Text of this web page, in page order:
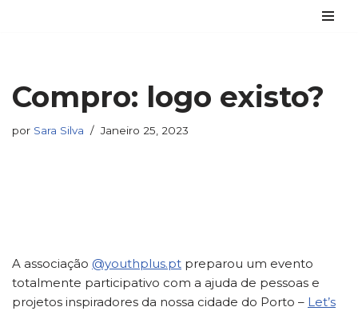
conteúdo
Compro: logo existo?
por Sara Silva Janeiro 25, 2023
A associação @youthplus.pt preparou um evento
totalmente participativo com a ajuda de pessoas e
projetos inspiradores da nossa cidade do Porto – Let’s